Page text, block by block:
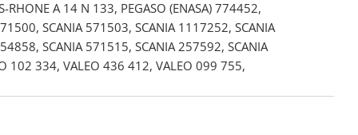
RHONE A 14 N 133, PEGASO (ENASA) 774452,
SCANIA 571503, SCANIA 1117252, SCANIA
SCANIA 571515, SCANIA 257592, SCANIA
102 334, VALEO 436 412, VALEO 099 755,